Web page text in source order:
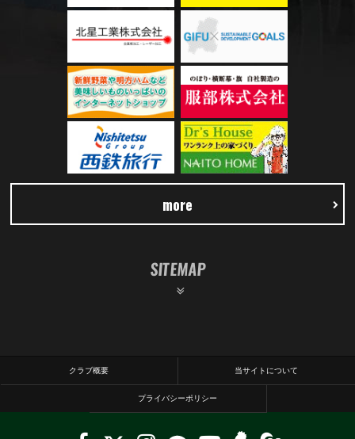
more
SITEMAP
クラブ概要 当サイトについて
プライバシーポリシー